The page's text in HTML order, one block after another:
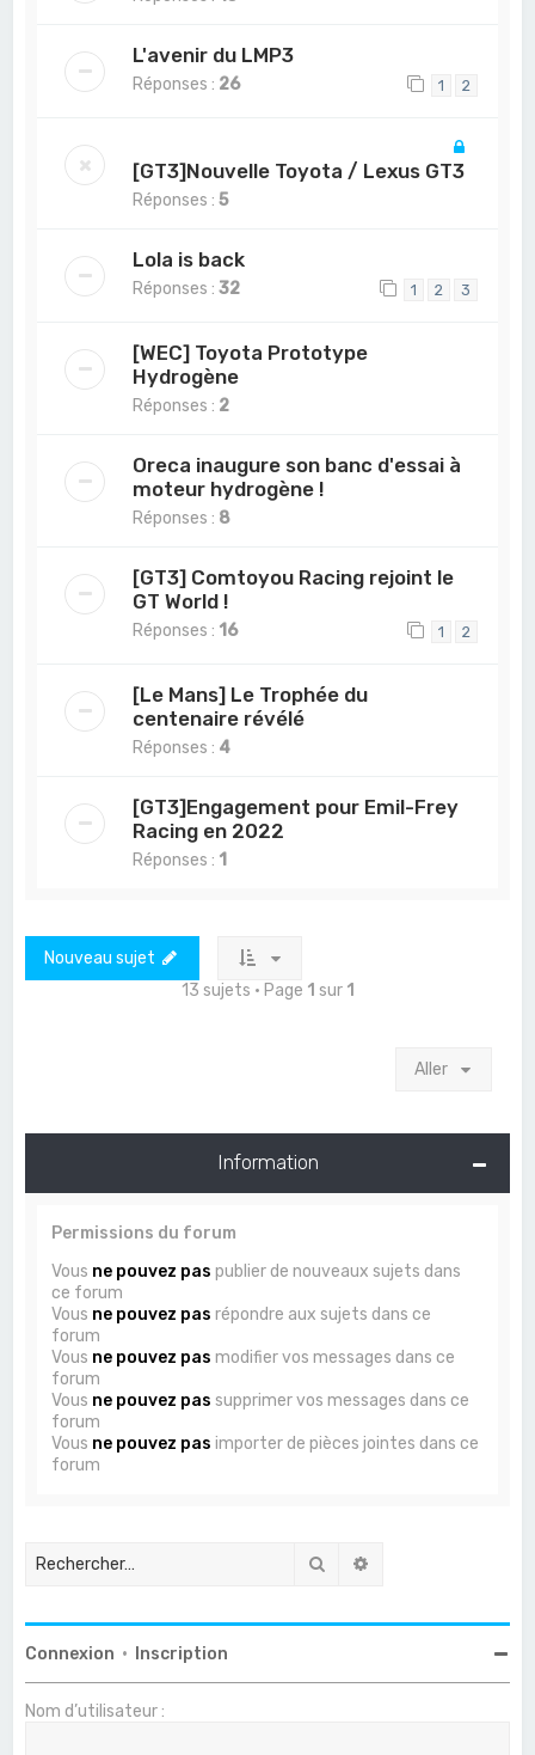
L'avenir du LMP3
Réponses : 26 1 2
[GT3]Nouvelle Toyota / Lexus GT3
Réponses :5
Lola is back
Réponses :32 1 2 3
[WEC] Toyota Prototype
Hydrogène
Réponses : 2
Oreca inaugure son banc d'essai à
moteur hydrogène !
Réponses : 8
[GT3] Comtoyou Racing rejoint le
GT World !
Réponses : 16 1 2
[Le Mans] Le Trophée du
centenaire révélé
Réponses : 4
[GT3]Engagement pour Emil-Frey
Racing en 2022
Réponses : 1
Nouveau sujet
13 sujets • Page 1 sur 1
Aller
Information
Permissions du forum
Vous ne pouvez pas publier de nouveaux sujets dans
ce forum
Vous ne pouvez pas répondre aux sujets dans ce
forum
Vous ne pouvez pas modifier vos messages dans ce
forum
Vous ne pouvez pas supprimer vos messages dans ce
forum
Vous ne pouvez pas importer de pièces jointes dans ce
forum
Rechercher
Connexion • Inscription
Nom d’utilisateur :